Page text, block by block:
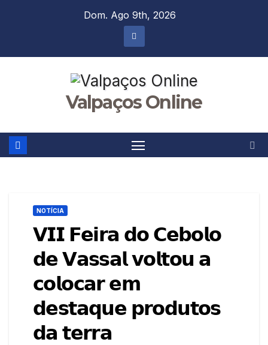
Dom. Ago 9th, 2026
Valpaços Online
NOTÍCIA
𝗩𝗜𝗜 𝗙𝗲𝗶𝗿𝗮 𝗱𝗼 𝗖𝗲𝗯𝗼𝗹𝗼
𝗱𝗲 𝗩𝗮𝘀𝘀𝗮𝗹 𝘃𝗼𝗹𝘁𝗼𝘂 𝗮
𝗰𝗼𝗹𝗼𝗰𝗮𝗿 𝗲𝗺
𝗱𝗲𝘀𝘁𝗮𝗾𝘂𝗲 𝗽𝗿𝗼𝗱𝘂𝘁𝗼𝘀
𝗱𝗮 𝘁𝗲𝗿𝗿𝗮